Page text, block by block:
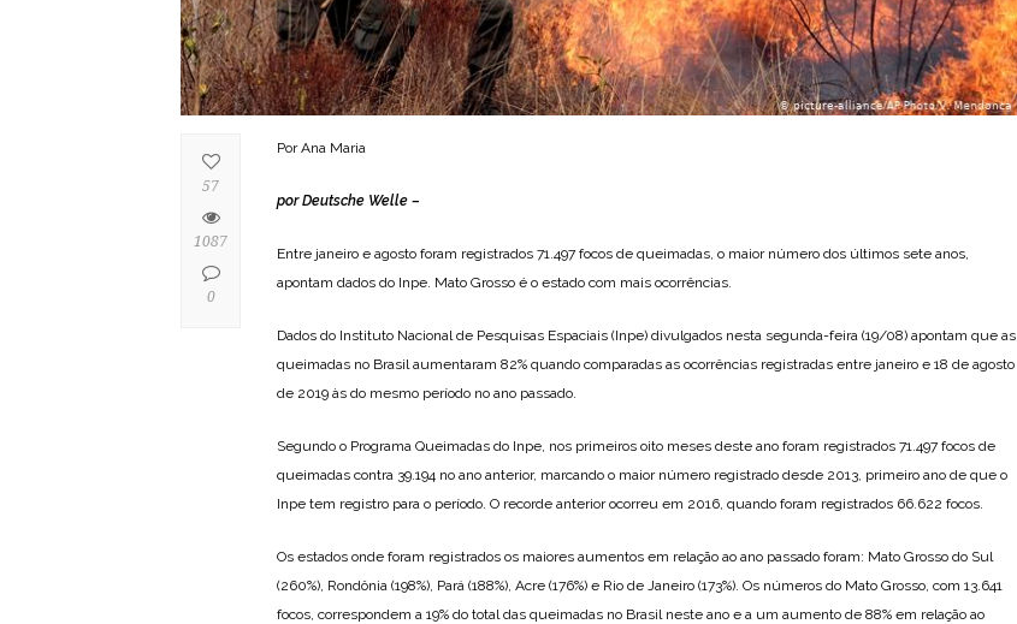
Por Ana Maria
por Deutsche Welle –
Entre janeiro e agosto foram registrados 71.497 focos de queimadas, o maior número dos últimos sete anos,
apontam dados do Inpe. Mato Grosso é o estado com mais ocorrências.
Dados do Instituto Nacional de Pesquisas Espaciais (Inpe) divulgados nesta segunda-feira (19/08) apontam que as
queimadas no Brasil aumentaram 82% quando comparadas as ocorrências registradas entre janeiro e 18 de agosto
de 2019 às do mesmo período no ano passado.
Segundo o Programa Queimadas do Inpe, nos primeiros oito meses deste ano foram registrados 71.497 focos de
queimadas contra 39.194 no ano anterior, marcando o maior número registrado desde 2013, primeiro ano de que o
Inpe tem registro para o período. O recorde anterior ocorreu em 2016, quando foram registrados 66.622 focos.
Os estados onde foram registrados os maiores aumentos em relação ao ano passado foram: Mato Grosso do Sul
(260%), Rondônia (198%), Pará (188%), Acre (176%) e Rio de Janeiro (173%). Os números do Mato Grosso, com 13.641
focos, correspondem a 19% do total das queimadas no Brasil neste ano e a um aumento de 88% em relação ao
57
1087
0